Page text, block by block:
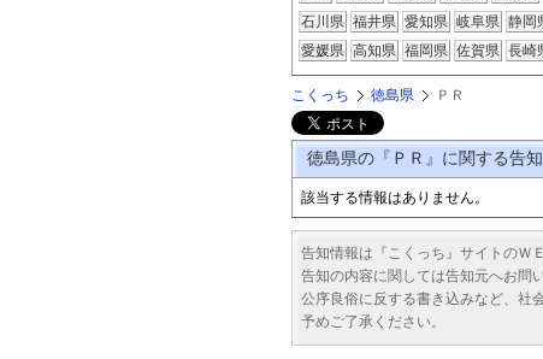
石川県 福井県 愛知県 岐阜県 静岡
愛媛県 高知県 福岡県 佐賀県 長崎
こくっち 徳島県 ＰＲ
徳島県の『ＰＲ』に関する告
該当する情報はありません。
告知情報は『こくっち』サイトのＷ
告知の内容に関しては告知元へお問
公序良俗に反する書き込みなど、社
予めご了承ください。